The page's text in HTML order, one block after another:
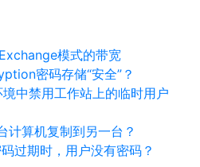
模式的带宽
密码存储“安全”？
中禁用工作站上的临时用户
算机复制到另一台？
过期时，用户没有密码？